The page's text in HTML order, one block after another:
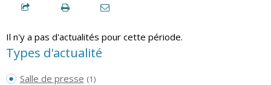
Il n'y a pas d'actualités pour cette période.
Types d'actualité
Salle de presse (1)